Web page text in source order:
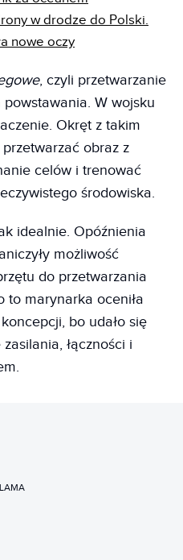
w drodze do Polski.
nowe oczy
, czyli przetwarzanie
W wojsku
Okręt z takim
obraz z
celów i trenować
środowiska.
idealnie. Opóźnienia
możliwość
do przetwarzania
to marynarka oceniła
bo udało się
łączności i